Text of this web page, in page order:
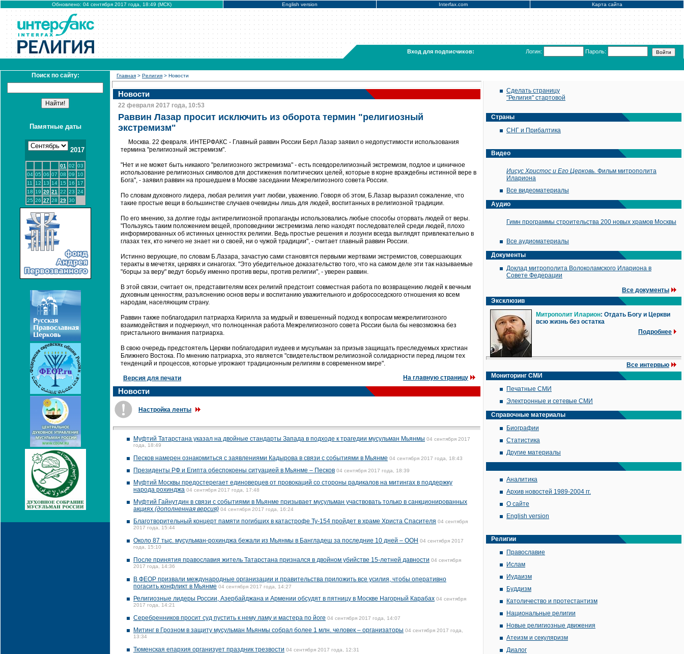
Обновлено: 04 сентября 2017 года, 18:49 (МСК) English version Interfax.com Карта сайта
Вход для подписчиков: Логин: Пароль:
Поиск по сайту:
Памятные даты
2017
01 02 03
04 05 06 07 08 09
10
11
12 13 14 15 16
17
18 19 20 21 22 23 24
25 26 27 28 29 30
Главная > Религия > Новости
Новости
22 февраля 2017 года, 10:53
Раввин Лазар просит исключить из оборота термин "религиозный
экстремизм"
Москва. 22 февраля. ИНТЕРФАКС - Главный раввин России Берл Лазар заявил о недопустимости использования
термина "религиозный экстремизм".
"Нет и не может быть никакого "религиозного экстремизма" - есть псевдорелигиозный экстремизм, подлое и циничное
использование религиозных символов для достижения политических целей, которые в корне враждебны истинной вере в
Бога", - заявил раввин на прошедшем в Москве заседании Межрелигиозного совета России.
По словам духовного лидера, любая религия учит любви, уважению. Говоря об этом, Б.Лазар выразил сожаление, что
такие простые вещи в большинстве случаев очевидны лишь для людей, воспитанных в религиозной традиции.
По его мнению, за долгие годы антирелигиозной пропаганды использовались любые способы оторвать людей от веры.
"Пользуясь таким положением вещей, проповедники экстремизма легко находят последователей среди людей, плохо
информированных об истинных ценностях религии. Ведь простые решения и лозунги всегда выглядят привлекательно в
глазах тех, кто ничего не знает ни о своей, ни о чужой традиции", - считает главный раввин России.
Истинно верующие, по словам Б.Лазара, зачастую сами становятся первыми жертвами экстремистов, совершающих
теракты в мечетях, церквях и синагогах. "Это убедительное доказательство того, что на самом деле эти так называемые
"борцы за веру" ведут борьбу именно против веры, против религии", - уверен раввин.
В этой связи, считает он, представителям всех религий предстоит совместная работа по возвращению людей к вечным
духовным ценностям, разъяснению основ веры и воспитанию уважительного и добрососедского отношения ко всем
народам, населяющим страну.
Раввин также поблагодарил патриарха Кирилла за мудрый и взвешенный подход к вопросам межрелигигозного
взаимодействия и подчеркнул, что полноценная работа Межрелигиозного совета России была бы невозможна без
пристального внимания патриарха.
В свою очередь предстоятель Церкви поблагодарил иудеев и мусульман за призыв защищать преследуемых христиан
Ближнего Востока. По мнению патриарха, это является "свидетельством религиозной солидарности перед лицом тех
тенденций и процессов, которые угрожают традиционным религиям в современном мире".
Версия для печати На главную страницу
Новости
Настройка ленты
Муфтий Татарстана указал на двойные стандарты Запада в подходе к трагедии мусульман Мьянмы 04 сентября 2017
года, 18:49
Песков намерен ознакомиться с заявлениями Кадырова в связи с событиями в Мьянме 04 сентября 2017 года, 18:43
Президенты РФ и Египта обеспокоены ситуацией в Мьянме – Песков 04 сентября 2017 года, 18:39
Муфтий Москвы предостерегает единоверцев от провокаций со стороны радикалов на митингах в поддержку
народа рохинджа 04 сентября 2017 года, 17:48
Муфтий Гайнутдин в связи с событиями в Мьянме призывает мусульман участвовать только в санкционированных
акциях (дополненная версия) 04 сентября 2017 года, 16:24
Благотворительный концерт памяти погибших в катастрофе Ту-154 пройдет в храме Христа Спасителя 04 сентября
2017 года, 15:44
Около 87 тыс. мусульман-рохинджа бежали из Мьянмы в Бангладеш за последние 10 дней – ООН 04 сентября 2017
года, 15:10
После принятия православия житель Татарстана признался в двойном убийстве 15-летней давности 04 сентября
2017 года, 14:36
В ФЕОР призвали международные организации и правительства приложить все усилия, чтобы оперативно
погасить конфликт в Мьянме 04 сентября 2017 года, 14:27
Религиозные лидеры России, Азербайджана и Армении обсудят в пятницу в Москве Нагорный Карабах 04 сентября
2017 года, 14:21
Серебренников просит суд пустить к нему ламу и мастера по йоге 04 сентября 2017 года, 14:07
Митинг в Грозном в защиту мусульман Мьянмы собрал более 1 млн. человек – организаторы 04 сентября 2017 года,
13:34
Тюменская епархия организует праздник трезвости 04 сентября 2017 года, 12:31
Сделать страницу
"Религия" стартовой
Страны
СНГ и Прибалтика
Видео
Иисус Христос и Его Церковь. Фильм митрополита
Илариона
Все видеоматериалы
Аудио
Гимн программы строительства 200 новых храмов Москвы
Все аудиоматериалы
Документы
Доклад митрополита Волоколамского Илариона в
Совете Федерации
Все документы
Эксклюзив
Митрополит Иларион: Отдать Богу и Церкви
всю жизнь без остатка
Подробнее
Все интервью
Мониторинг СМИ
Печатные СМИ
Электронные и сетевые СМИ
Справочные материалы
Биографии
Статистика
Другие материалы
Аналитика
Архив новостей 1989-2004 гг.
О сайте
English version
Религии
Православие
Ислам
Иудаизм
Буддизм
Католичество и протестантизм
Национальные религии
Новые религиозные движения
Атеизм и секуляризм
Диалог